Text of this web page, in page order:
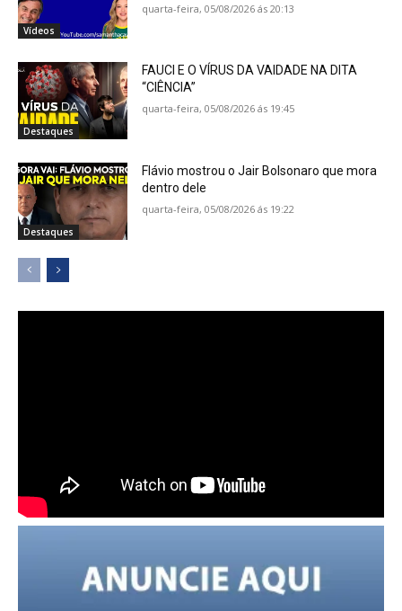
Vídeos
quarta-feira, 05/08/2026 ás 20:13
Destaques
FAUCI E O VÍRUS DA VAIDADE NA DITA
“CIÊNCIA”
quarta-feira, 05/08/2026 ás 19:45
Destaques
Flávio mostrou o Jair Bolsonaro que mora
dentro dele
quarta-feira, 05/08/2026 ás 19:22